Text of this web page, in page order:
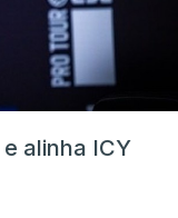
alinha ICY